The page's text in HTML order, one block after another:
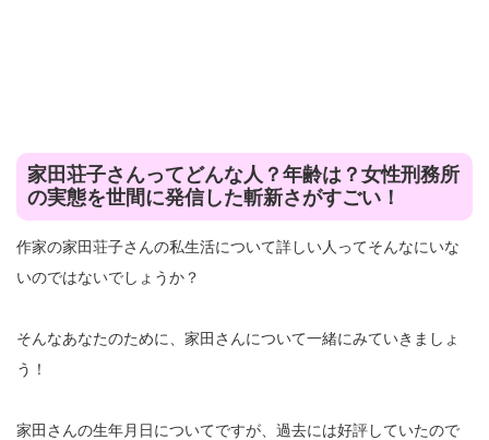
家田荘子さんってどんな人？年齢は？女性刑務所
の実態を世間に発信した斬新さがすごい！
作家の家田荘子さんの私生活について詳しい人ってそんなにいな
いのではないでしょうか？
そんなあなたのために、家田さんについて一緒にみていきましょ
う！
家田さんの生年月日についてですが、過去には好評していたので